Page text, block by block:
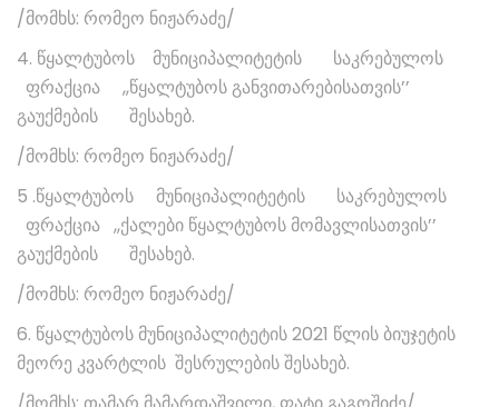
/მომხს: რომეო ნიჟარაძე/
4. წყალტუბოს მუნიციპალიტეტის საკრებულოს
ფრაქცია ,,წყალტუბოს განვითარებისათვის’’
გაუქმების შესახებ.
/მომხს: რომეო ნიჟარაძე/
5 .წყალტუბოს მუნიციპალიტეტის საკრებულოს
ფრაქცია ,,ქალები წყალტუბოს მომავლისათვის’’
გაუქმების შესახებ.
/მომხს: რომეო ნიჟარაძე/
6. წყალტუბოს მუნიციპალიტეტის 2021 წლის ბიუჯეტის
მეორე კვარტლის შესრულების შესახებ.